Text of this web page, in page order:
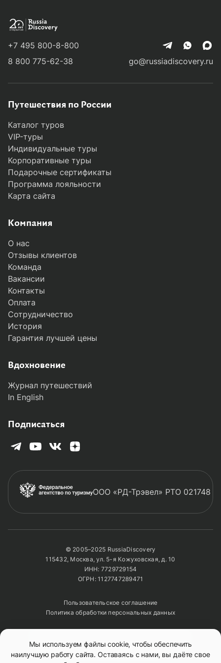
MODAL-ARRIVALS
+7 495 800-8-800
8 800 775-62-38
go@russiadiscovery.ru
Путешествия по России
Каталог туров
VIP-туры
Индивидуальные туры
Корпоративные туры
Подарочные сертификаты
Программа лояльности
Карта сайта
Компания
О нас
Отзывы клиентов
Команда
Вакансии
Контакты
Оплата
Сотрудничество
История
Гарантия лучшей цены
Вдохновение
Журнал путешествий
In English
Подписаться
ООО «РД-Трэвел» РТО 021748
© 2005–2025 RussiaDiscovery
115432, Москва, ул. 5-я Кожуховская, д. 10
ИНН: 7729729154
ОГРН: 1127747289471
Пользовательское соглашение
Политика обработки персональных данных
текстов возможно только с указанием активной
ссылки на сайтRussiaDiscovery
Мы используем файлы cookie, чтобы обеспечить
наилучшую работу сайта. Оставаясь с нами, вы даёте свое